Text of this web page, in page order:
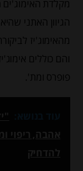
מקלדת
הגיוון האתני
מהאימוג'יז
והם כוללים
פופרס ומת'.
אהבה, ריפוי
להדחיק